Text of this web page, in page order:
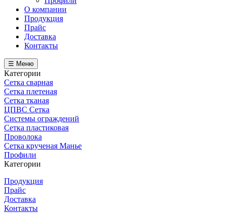
О компании
Продукция
Прайс
Доставка
Контакты
☰ Меню
Категории
Сетка сварная
Сетка плетеная
Сетка тканая
ЦПВС Сетка
Системы ограждений
Сетка пластиковая
Проволока
Сетка крученая Манье
Профили
Категории
Продукция
Прайс
Доставка
Контакты